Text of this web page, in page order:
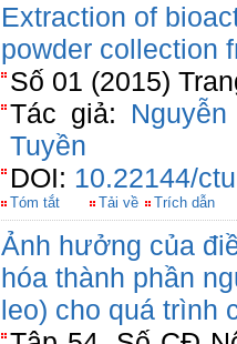
Extraction of
powder collection
Số 01 (2015)
Tác giả:
Tuyền
DOI: 10.22144/
Tóm tắt Tải về Trích dẫn
Ảnh hưởng của
hóa thành phần
leo) cho quá trình